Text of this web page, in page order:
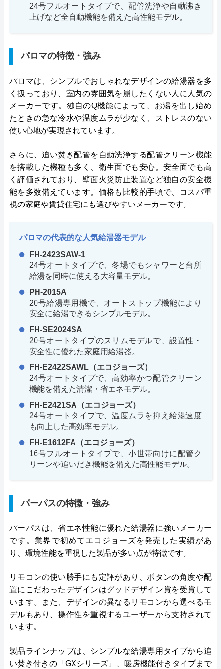
24号フルオートタイプで、配管洗浄や自動沸き
上げなど全自動機能を備えた高性能モデル。
パロマの特徴・強み
パロマは、シンプルでおしゃれなデザインの給湯器を多
く扱っており、室内の雰囲気を崩したくない人に人気の
メーカーです。独自のQ機能によって、お湯を出し始め
たときの急な冷水や温度ムラが少なく、ストレスのない
使い心地が実現されています。
さらに、追い焚き配管を自動洗浄する配管クリーン機能
を搭載した機種も多く、衛生面でも安心。安全面でも高
く評価されており、壁面火災防止装置など独自の安全機
能を多数備えています。価格も比較的手頃で、コスパ重
視の家庭や賃貸住宅にも選びやすいメーカーです。
パロマの代表的な人気給湯器モデル
FH-2423SAW-1
24号オートタイプで、冬場でもシャワーと台所
給湯を同時に使える大容量モデル。
PH-2015A
20号給湯専用機で、オートストップ機能により
安全に給湯できるシンプルモデル。
FH-SE2024SA
20号オートタイプのスリムモデルで、設置性・
安全性に優れた家庭用給湯器。
FH-E2422SAWL（エコジョーズ）
24号オートタイプで、高効率かつ配管クリーン
機能を備えた清潔・省エネモデル。
FH-E2421SA（エコジョーズ）
24号オートタイプで、温度ムラを抑え給湯速度
も向上した高効率モデル。
FH-E1612FA（エコジョーズ）
16号フルオートタイプで、小世帯向けに配管ク
リーンや追いだき機能を備えた高性能モデル。
パーパスの特徴・強み
パーパスは、省エネ性能に優れた給湯器に強いメーカー
です。業界で初めてエコジョーズを発売した実績があ
り、環境性能を重視した製品が多い点が特徴です。
リモコンの使い勝手にも定評があり、ボタンの角度や配
置にこだわったデザインはグッドデザイン賞を受賞して
います。また、デザインの異なるリモコンから選べるモ
デルもあり、操作性を重視するユーザーから支持されて
います。
製品ラインナップは、シンプルな給湯専用タイプから追
い焚き付きの「GXシリーズ」、暖房機能付きタイプまで